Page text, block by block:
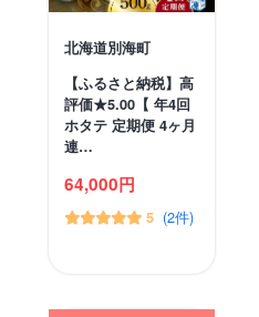
北海道別海町
【ふるさと納税】高
評価★5.00【 年4回
ホタテ 定期便 4ヶ月
連…
64,000円
5 (2件)